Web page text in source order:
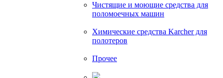
Чистящие и моющие средства для
поломоечных машин
Химические средства Karcher для
полотеров
Прочее